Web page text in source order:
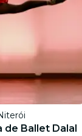
de Ballet Dalal